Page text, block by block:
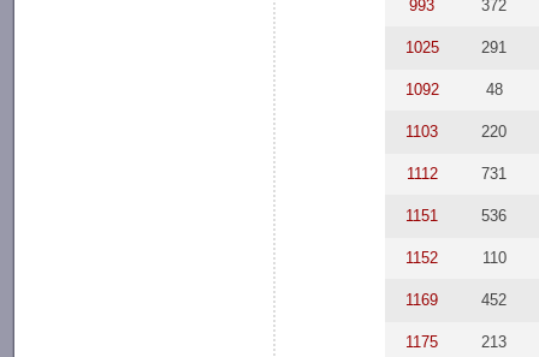
993 372
1025 291
1092 48
1103 220
1112 731
1151 536
1152 110
1169 452
1175 213